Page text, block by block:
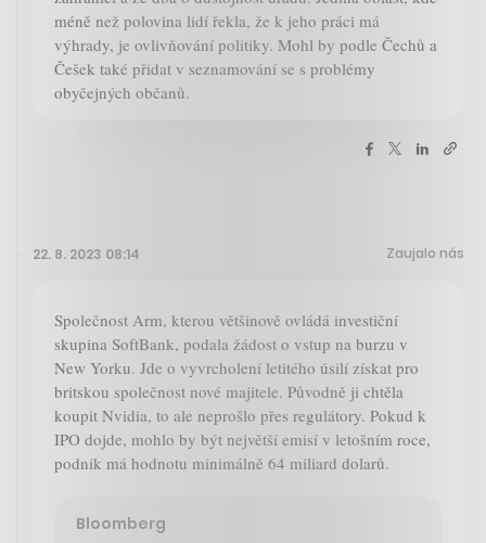
méně než polovina lidí řekla, že k jeho práci má
výhrady, je ovlivňování politiky. Mohl by podle Čechů a
Češek také přidat v seznamování se s problémy
obyčejných občanů.
22. 8. 2023 08:14 Zaujalo nás
Společnost Arm, kterou většinově ovládá investiční
skupina SoftBank, podala žádost o vstup na burzu v
New Yorku. Jde o vyvrcholení letitého úsilí získat pro
britskou společnost nové majitele. Původně ji chtěla
koupit Nvidia, to ale neprošlo přes regulátory. Pokud k
IPO dojde, mohlo by být největší emisí v letošním roce,
podnik má hodnotu minimálně 64 miliard dolarů.
Bloomberg